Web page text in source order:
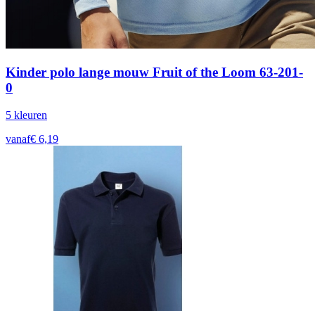
Kinder polo lange mouw Fruit of the Loom 63-201-
0
5 kleuren
vanaf€ 6,19